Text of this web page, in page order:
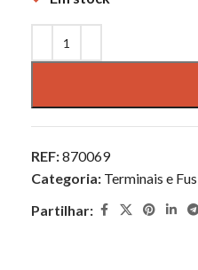
REF:870069
Categoria: Terminais e
Partilhar: